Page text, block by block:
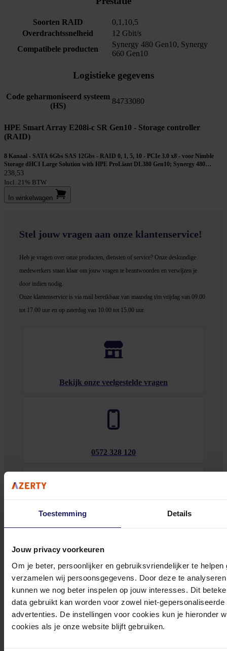
Toestemming Details
Jouw privacy voorkeuren
Om je beter, persoonlijker en gebruiksvriendelijker te
verzamelen wij persoonsgegevens. Door deze te
kunnen we nog beter inspelen op jouw interesses. Dit
data gebruikt kan worden voor zowel niet-
advertenties. De instellingen voor cookies kun je hieronder
cookies als je onze website blijft gebruiken.
Soorten RAID
0,1,10,5
Overdrachtssnelheid
12 Gbit/s
Compatibele producten
Synergy 480 Gen10, Synergy
660 Gen10
Logistieke gegevens
Code geharmoniseerd systeem
(HS)
84733080
HPE Smart Array E208i-c SR Gen10 - Storage controller
(RAID)
8 Kanaal - SATA 6Gbs SAS 12Gbs - RAID 0, 1, 5, 10 - PCIe 3.0 x8 - voor Nimble
Storage dHCI Large Solution with HPE ProLiant DL380 Gen10; Synergy 480
Gen10
238,53
Incl. 21% BTW
In winkel­wagen
Stel jouw vragen aan onze klantenservice!
Heb je vragen over onze producten, diensten of service? Onze deskundige
medewerkers staan klaar om jouw vragen te beantwoorden en verwijzen je
door indien nodig.
Onze klantenservice is via mail bereikbaar van maandag t/m vrijdag van 09.00
tot 17.00 uur en op zaterdag van 10.00 tot 15.00 uur.
Bekijk onze veelgestelde vragen
0572 328 120
Meld je aan voor onze nieuwsbrief!
Ontvang als eerste de beste deals in je inbox
Meld je aan